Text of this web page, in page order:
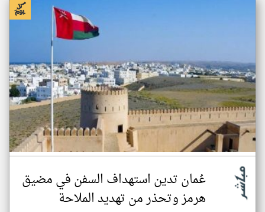
عُمان تدين استهداف السفن في مضيق
هرمز وتحذر من تهديد الملاحة